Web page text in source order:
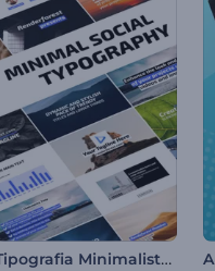
Tipografia Minimalista para Redes Sociais